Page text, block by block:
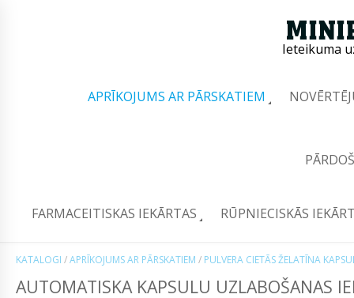
Ieteikuma
APRĪKOJUMS AR PĀRSKATIEM
FARMACEITISKAS IEKĀRTAS RŪPNIECISKĀS
KATALOGI /APRĪKOJUMS AR PĀRSKATIEM / PULVERA CIETĀS ŽELATĪNA
AUTOMATISKA KAPSULU UZLABOŠANAS